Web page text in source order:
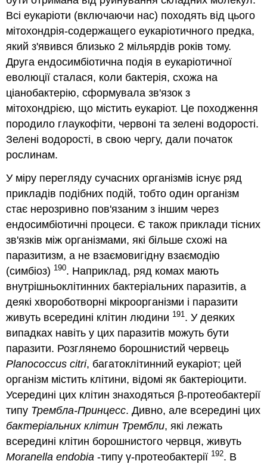
Всі еукаріоти (включаючи нас) походять від цього
мітохондрія-содержащего еукаріотичного предка,
який з'явився близько 2 мільярдів років тому.
Друга ендосимбіотична подія в еукаріотичної
еволюції сталася, коли бактерія, схожа на
ціанобактерію, сформувала зв'язок з
мітохондрією, що містить еукаріот. Це походження
породило глаукофіти, червоні та зелені водорості.
Зелені водорості, в свою чергу, дали початок
рослинам.
У міру перегляду сучасних організмів існує ряд
прикладів подібних подій, тобто один організм
стає нерозривно пов'язаним з іншим через
ендосимбіотичні процеси. Є також приклади тісних
зв'язків між організмами, які більше схожі на
паразитизм, а не взаємовигідну взаємодію
(симбіоз) 190. Наприклад, ряд комах мають
внутрішньоклітинних бактеріальних паразитів, а
деякі хвороботворні мікроорганізми і паразити
живуть всередині клітин людини 191. У деяких
випадках навіть у цих паразитів можуть бути
паразити. Розглянемо борошнистий червець
Planococcus citri, багатоклітинний еукаріот; цей
організм містить клітини, відомі як бактеріоцити.
Усередині цих клітин знаходяться β-протеобактерії
типу Трембла-Принцесс. Дивно, але всередині цих
бактеріальних клітин Трембли, які лежать
всередині клітин борошнистого червця, живуть
Moranella endobia -типу γ-протеобактерії 192. В